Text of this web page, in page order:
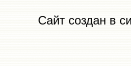
Сайт создан в